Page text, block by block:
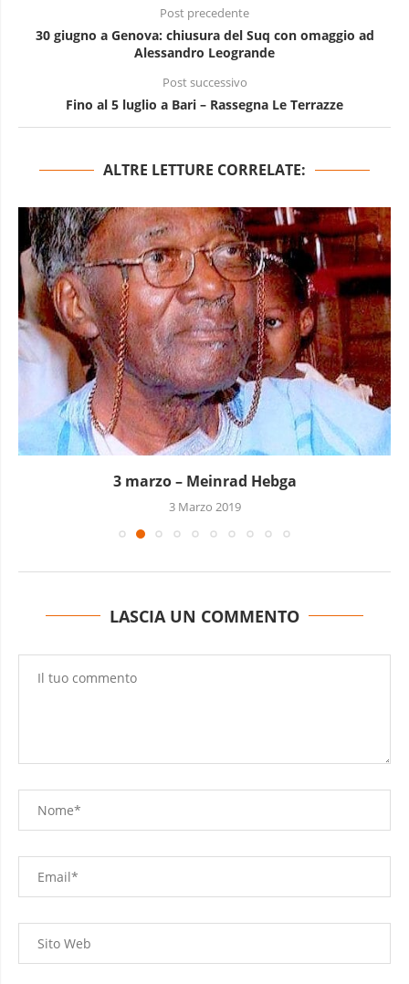
Post precedente
30 giugno a Genova: chiusura del Suq con omaggio ad
Alessandro Leogrande
Post successivo
Fino al 5 luglio a Bari – Rassegna Le Terrazze
ALTRE LETTURE CORRELATE:
3 marzo – Meinrad Hebga
3 Marzo 2019
LASCIA UN COMMENTO